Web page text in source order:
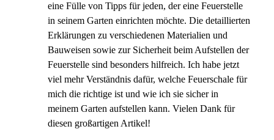
eine Fülle von Tipps für jeden, der eine Feuerstelle
in seinem Garten einrichten möchte. Die detaillierten
Erklärungen zu verschiedenen Materialien und
Bauweisen sowie zur Sicherheit beim Aufstellen der
Feuerstelle sind besonders hilfreich. Ich habe jetzt
viel mehr Verständnis dafür, welche Feuerschale für
mich die richtige ist und wie ich sie sicher in
meinem Garten aufstellen kann. Vielen Dank für
diesen großartigen Artikel!